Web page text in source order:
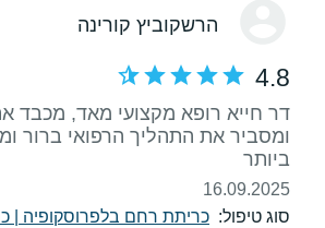
הרשקוביץ קורינה
4.8
דר חייא רופא מקצועי מאד, מכבד
ומסביר את התהליך הרפואי ברור
ביותר
16.09.2025
סוג טיפול: כריתת רחם בלפרוסקופיה